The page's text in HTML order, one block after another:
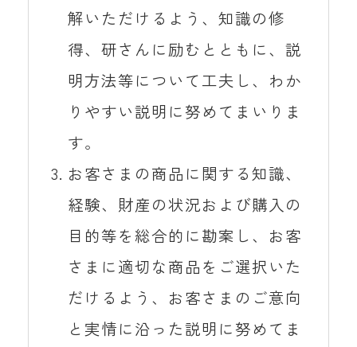
解いただけるよう、知識の修
得、研さんに励むとともに、説
明方法等について工夫し、わか
りやすい説明に努めてまいりま
す。
お客さまの商品に関する知識、
経験、財産の状況および購入の
目的等を総合的に勘案し、お客
さまに適切な商品をご選択いた
だけるよう、お客さまのご意向
と実情に沿った説明に努めてま